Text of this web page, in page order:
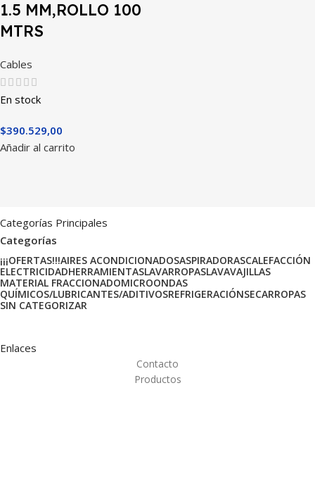
1.5 MM,ROLLO 100
MTRS
Cables
En stock
$390.529,00
Añadir al carrito
Categorías Principales
Categorías
¡¡¡OFERTAS!!!AIRES ACONDICIONADOSASPIRADORASCALEFACCIÓN
ELECTRICIDADHERRAMIENTASLAVARROPASLAVAVAJILLAS
MATERIAL FRACCIONADOMICROONDAS
QUÍMICOS/LUBRICANTES/ADITIVOSREFRIGERACIÓNSECARROPAS
SIN CATEGORIZAR
Enlaces
Contacto
Productos